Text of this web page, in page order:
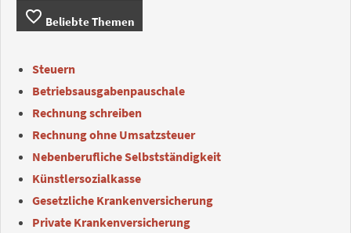
favorite_border Beliebte Themen
Steuern
Betriebsausgabenpauschale
Rechnung schreiben
Rechnung ohne Umsatzsteuer
Nebenberufliche Selbstständigkeit
Künstlersozialkasse
Gesetzliche Krankenversicherung
Private Krankenversicherung